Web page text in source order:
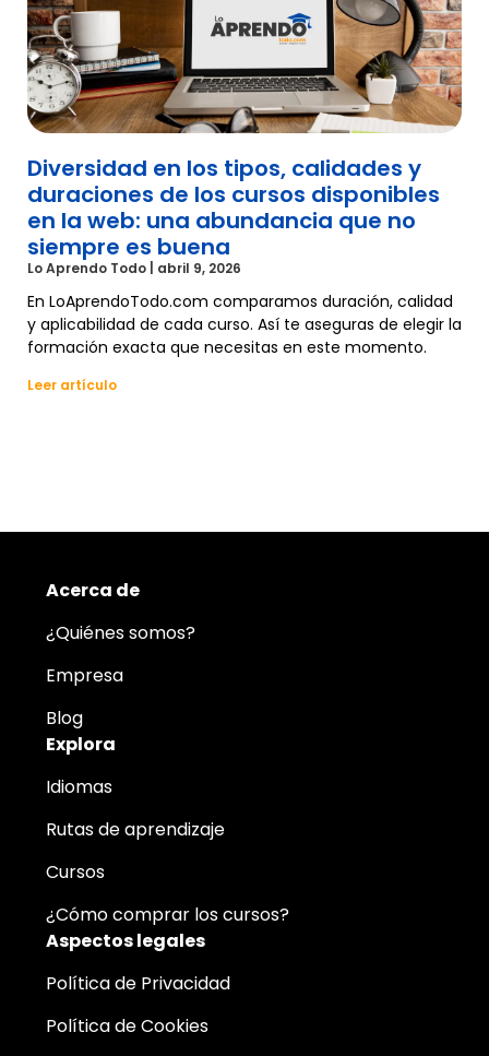
Diversidad en los tipos, calidades y
duraciones de los cursos disponibles
en la web: una abundancia que no
siempre es buena
Lo Aprendo Todo abril 9, 2026
En LoAprendoTodo.com comparamos duración, calidad
y aplicabilidad de cada curso. Así te aseguras de elegir la
formación exacta que necesitas en este momento.
Leer artículo
Acerca de
¿Quiénes somos?
Empresa
Blog
Explora
Idiomas
Rutas de aprendizaje
Cursos
¿Cómo comprar los cursos?
Aspectos legales
Política de Privacidad
Política de Cookies